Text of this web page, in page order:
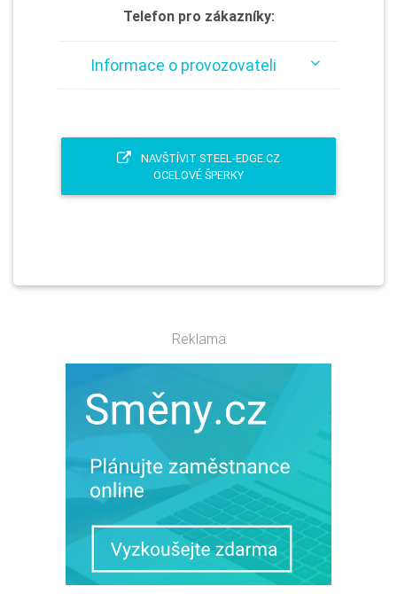
Telefon pro zákazníky:
Informace o provozovateli
NAVŠTÍVIT STEEL-EDGE.CZ
OCELOVÉ ŠPERKY
Reklama